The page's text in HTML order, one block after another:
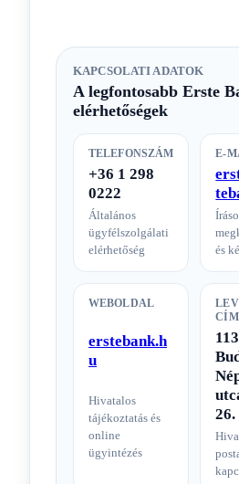
KAPCSOLATI ADATOK
A legfontosabb Erste
elérhetőségek
TELEFONSZÁM
+36 1 298
0222
Általános
ügyfélszolgálati
elérhetőség
E-
és
WEBOLDAL
erstebank.h
u
Hivatalos
tájékoztatás és
online
ügyintézés
CÍM
26.